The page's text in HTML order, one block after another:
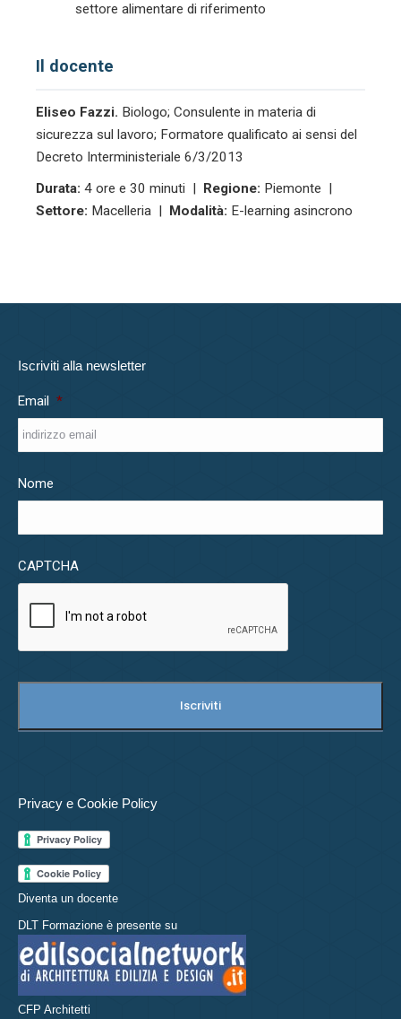
settore alimentare di riferimento
Il docente
Eliseo Fazzi. Biologo; Consulente in materia di
sicurezza sul lavoro; Formatore qualificato ai sensi del
Decreto Interministeriale 6/3/2013
Durata: 4 ore e 30 minuti | Regione: Piemonte |
Settore: Macelleria | Modalità: E-learning asincrono
Iscriviti alla newsletter
Email *
Nome
CAPTCHA
Privacy e Cookie Policy
Diventa un docente
DLT Formazione è presente su
CFP Architetti